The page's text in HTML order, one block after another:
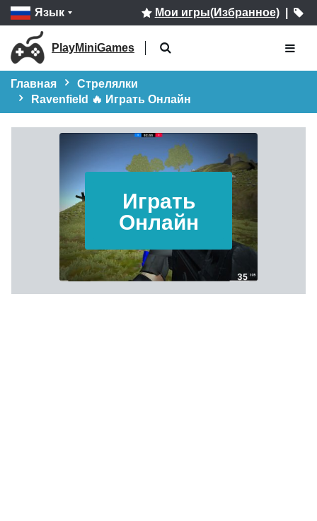
Язык Мои игры(Избранное)|
PlayMiniGames
Главная
Стрелялки
Ravenfield 🔥 Играть Онлайн
Играть
Онлайн